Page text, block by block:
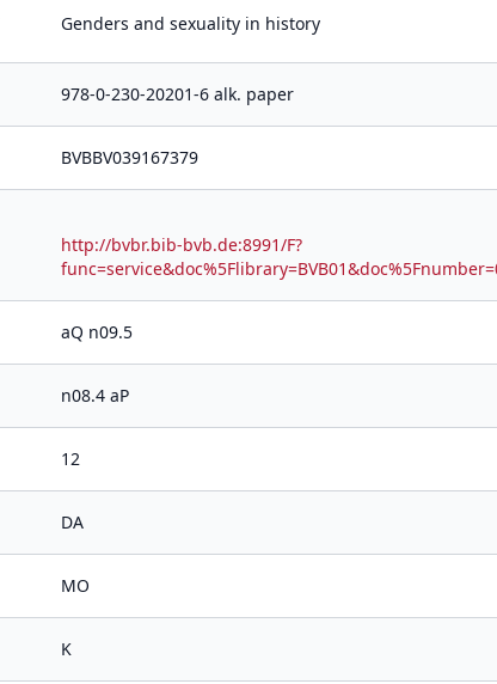
Genders and sexuality in history
978-0-230-20201-6 alk. paper
BVBBV039167379
http://bvbr.bib-bvb.de:8991/F?
aQ n09.5
n08.4 aP
12
DA
MO
K